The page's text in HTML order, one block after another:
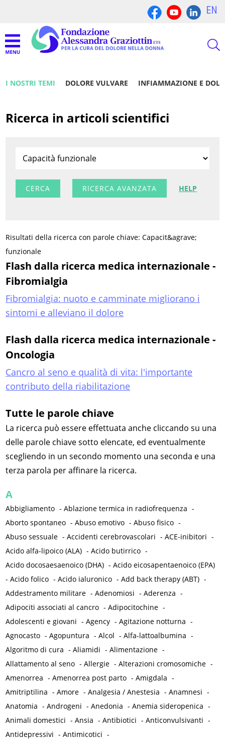
EN
I NOSTRI TEMI DOLORE VULVARE INFIAMMAZIONE E
Ricerca in articoli scientifici
RICERCA AVANZATA HELP
Risultati della ricerca con parole chiave: Capacit&agrave;
funzionale
Flash dalla ricerca medica internazionale -
Fibromialgia
Fibromialgia: nuoto e camminate migliorano i
sintomi e alleviano il dolore
Flash dalla ricerca medica internazionale -
Oncologia
Cancro al seno e qualità di vita: l'importante
contributo della riabilitazione
Tutte le parole chiave
La ricerca può essere effettuata anche cliccando su una
delle parole chiave sotto elencate, ed eventualmente
scegliendo in un secondo momento una seconda e una
terza parola per affinare la ricerca.
A
Abbigliamento -Ablazione termica in radiofrequenza -
Aborto spontaneo -Abuso emotivo -Abuso fisico -
Abuso sessuale -Accidenti cerebrovascolari -ACE-inibitori -
Acido alfa-lipoico (ALA) -Acido butirrico -
Acido docosaesaenoico (DHA) -Acido eicosapentaenoico (EPA)
-Acido folico -Acido ialuronico -Add back therapy (ABT) -
Addestramento militare -Adenomiosi -Aderenza -
Adipociti associati al cancro -Adipocitochine -
Adolescenti e giovani -Agency -Agitazione notturna -
Agnocasto -Agopuntura -Alcol -Alfa-lattoalbumina -
Algoritmo di cura -Aliamidi -Alimentazione -
Allattamento al seno -Allergie -Alterazioni cromosomiche -
Amenorrea -Amenorrea post parto -Amigdala -
Amitriptilina -Amore -Analgesia / Anestesia -Anamnesi -
Anatomia -Androgeni -Anedonia -Anemia sideropenica -
Animali domestici -Ansia -Antibiotici -Anticonvulsivanti -
Antidepressivi -Antimicotici -